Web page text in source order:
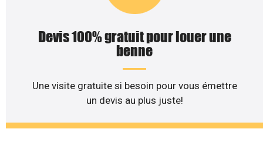
Devis 100% gratuit pour louer une
benne
Une visite gratuite si besoin pour vous émettre
un devis au plus juste!